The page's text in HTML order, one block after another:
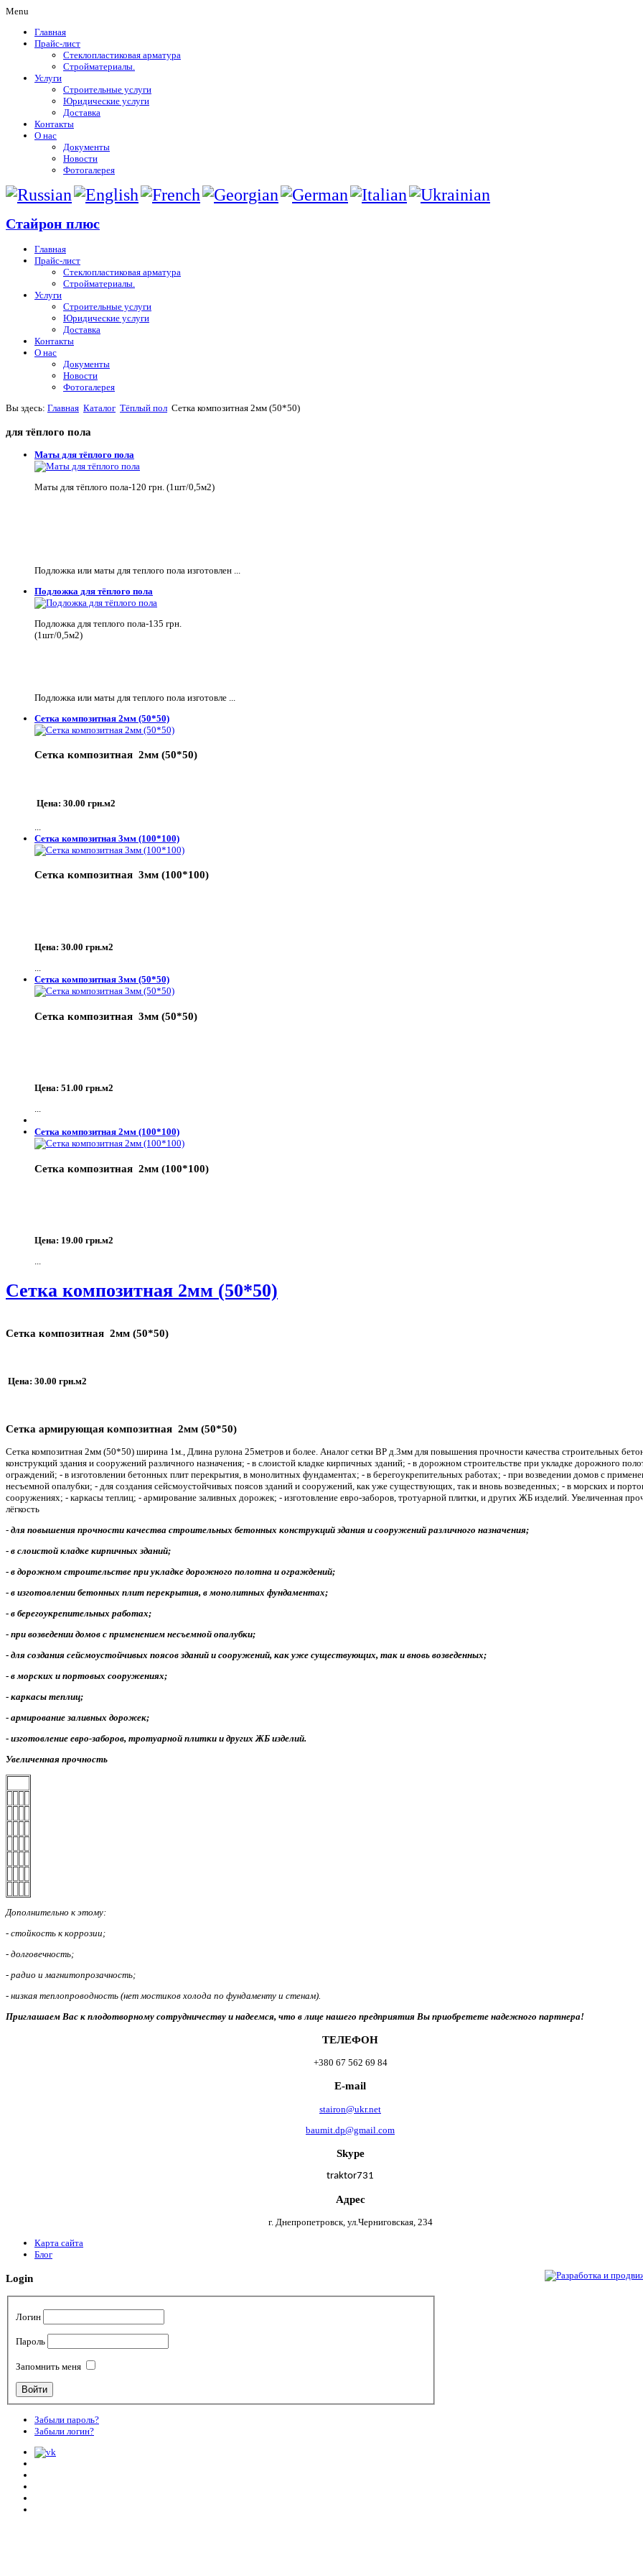
Menu
Главная
Прайс-лист
Стеклопластиковая арматура
Стройматериалы.
Услуги
Строительные услуги
Юридические услуги
Доставка
Контакты
О нас
Документы
Новости
Фотогалерея
Стайрон плюс
Главная
Прайс-лист
Стеклопластиковая арматура
Стройматериалы.
Услуги
Строительные услуги
Юридические услуги
Доставка
Контакты
О нас
Документы
Новости
Фотогалерея
Вы здесь: Главная Каталог Тёплый пол Сетка композитная 2мм (50*50)
для тёплого пола
Маты для тёплого пола
Маты для тёплого пола-120 грн. (1шт/0,5м2)
Подложка или маты для теплого пола изготовлен ...
Подложка для тёплого пола
Подложка для теплого пола-135 грн.
(1шт/0,5м2)
Подложка или маты для теплого пола изготовле ...
Сетка композитная 2мм (50*50)
Сетка композитная 2мм (50*50)
Цена: 30.00 грн.м2
Сетка композитная 3мм (100*100)
Сетка композитная 3мм (100*100)
Цена: 30.00 грн.м2
...
Сетка композитная 3мм (50*50)
Сетка композитная 3мм (50*50)
Цена: 51.00 грн.м2
...
Сетка композитная 2мм (100*100)
Сетка композитная 2мм (100*100)
Цена: 19.00 грн.м2
...
Сетка композитная 2мм (50*50)
Сетка композитная 2мм (50*50)
Цена: 30.00 грн.м2
Сетка армирующая композитная 2мм (50*50)
Сетка композитная 2мм (50*50) ширина 1м., Длина рулона 25метров и более. Аналог сетки ВР д.3мм для повышения прочности качества строительных
конструкций здания и сооружений различного назначения; - в слоистой кладке кирпичных зданий; - в дорожном строительстве при укладке дорожного
ограждений; - в изготовлении бетонных плит перекрытия, в монолитных фундаментах; - в берегоукрепительных работах; - при возведении домов с
несъемной опалубки; - для создания сейсмоустойчивых поясов зданий и сооружений, как уже существующих, так и вновь возведенных; - в морских и
сооружениях; - каркасы теплиц; - армирование заливных дорожек; - изготовление евро-заборов, тротуарной плитки, и других ЖБ изделий. Увеличенная
лёгкость
- для повышения прочности качества строительных бетонных конструкций здания и сооружений различного назначения;
- в слоистой кладке кирпичных зданий;
- в дорожном строительстве при укладке дорожного полотна и ограждений;
- в изготовлении бетонных плит перекрытия, в монолитных фундаментах;
- в берегоукрепительных работах;
- при возведении домов с применением несъемной опалубки;
- для создания сейсмоустойчивых поясов зданий и сооружений, как уже существующих, так и вновь возведенных;
- в морских и портовых сооружениях;
- каркасы теплиц;
- армирование заливных дорожек;
- изготовление евро-заборов, тротуарной плитки и других ЖБ изделий.
Увеличенная прочность
Дополнительно к этому:
- стойкость к коррозии;
- долговечность;
- радио и магнитопрозачность;
- низкая теплопроводность (нет мостиков холода по фундаменту и стенам).
Приглашаем Вас к плодотворному сотрудничеству и надеемся, что в лице нашего предприятия Вы приобретете надежного партнера!
ТЕЛЕФОН
+380 67 562 69 84
E-mail
stairon@ukr.net
baumit.dp@gmail.com
Skype
traktor731
Адрес
г. Днепропетровск, ул.Черниговская, 234
Карта сайта
Блог
Login
Логин
Пароль
Запомнить меня
Забыли пароль?
Забыли логин?